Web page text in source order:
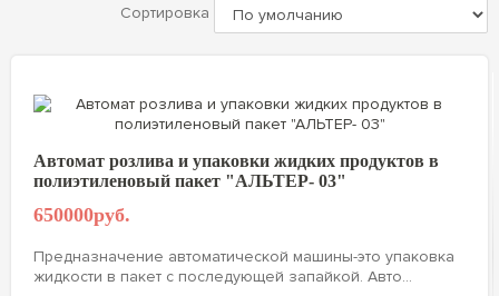
Сортировка
Автомат розлива и упаковки жидких продуктов в
полиэтиленовый пакет "АЛЬТЕР- 03"
650000руб.
Предназначение автоматической машины-это упаковка
жидкости в пакет с последующей запайкой. Авто...